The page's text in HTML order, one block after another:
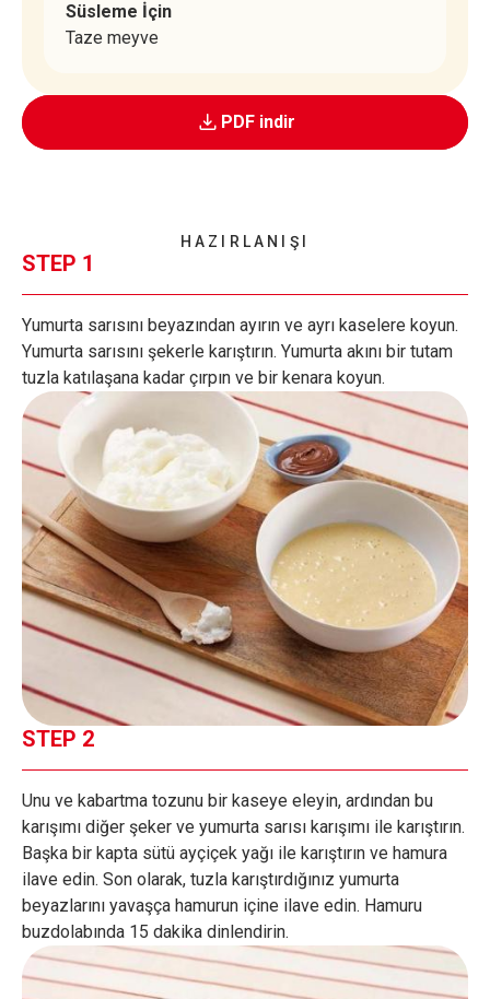
Süsleme İçin
Taze meyve
PDF indir
HAZIRLANIŞI
STEP 1
Yumurta sarısını beyazından ayırın ve ayrı kaselere koyun.
Yumurta sarısını şekerle karıştırın. Yumurta akını bir tutam
tuzla katılaşana kadar çırpın ve bir kenara koyun.
STEP 2
Unu ve kabartma tozunu bir kaseye eleyin, ardından bu
karışımı diğer şeker ve yumurta sarısı karışımı ile karıştırın.
Başka bir kapta sütü ayçiçek yağı ile karıştırın ve hamura
ilave edin. Son olarak, tuzla karıştırdığınız yumurta
beyazlarını yavaşça hamurun içine ilave edin. Hamuru
buzdolabında 15 dakika dinlendirin.